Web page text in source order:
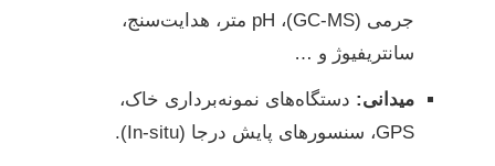
جرمی (GC-MS)، pH متر، هدایت‌سنج،
سانتریفیوژ و …
میدانی: دستگاه‌های نمونه‌برداری خاک،
GPS، سنسورهای پایش درجا (In-situ).